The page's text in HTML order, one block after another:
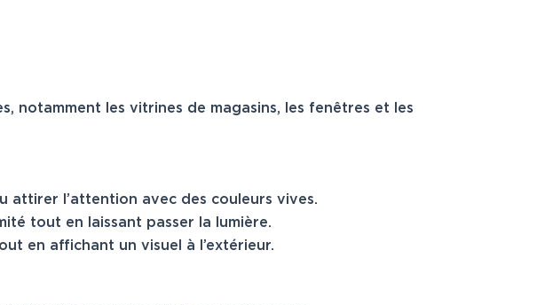
notamment les vitrines de magasins, les fenêtres et les
attirer l’attention avec des couleurs vives.
tout en laissant passer la lumière.
en affichant un visuel à l’extérieur.